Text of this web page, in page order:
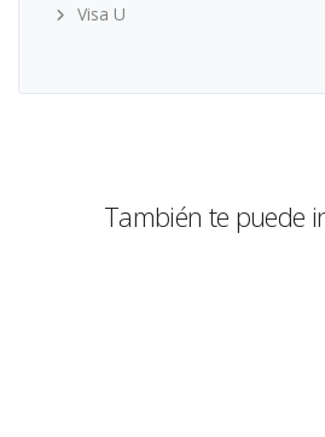
Visa U
También te puede